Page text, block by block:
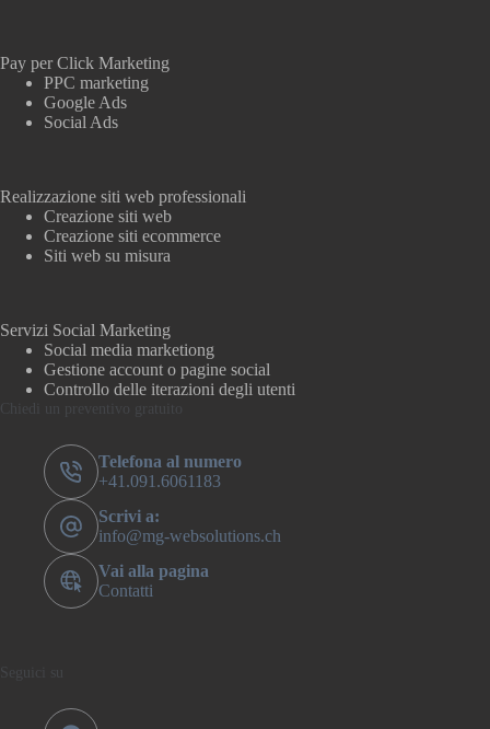
Pay per Click Marketing
PPC marketing
Google Ads
Social Ads
Realizzazione siti web professionali
Creazione siti web
Creazione siti ecommerce
Siti web su misura
Servizi Social Marketing
Social media marketiong
Gestione account o pagine social
Controllo delle iterazioni degli utenti
Chiedi un preventivo gratuito
Telefona al numero
+41.091.6061183
Scrivi a:
info@mg-websolutions.ch
Vai alla pagina
Contatti
Seguici su